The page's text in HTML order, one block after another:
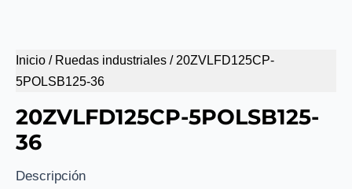
Inicio / Ruedas industriales / 20ZVLFD125CP-
5POLSB125-36
20ZVLFD125CP-5POLSB125-
36
Descripción